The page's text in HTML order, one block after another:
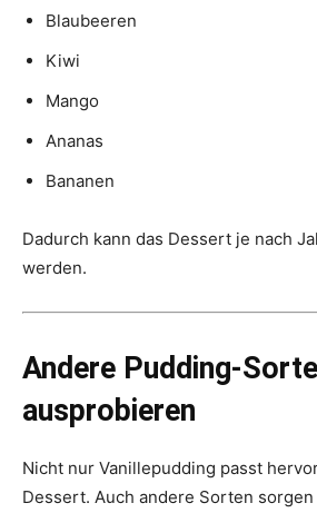
Blaubeeren
Kiwi
Mango
Ananas
Bananen
Dadurch kann das Dessert je nach
werden.
Andere Pudding-
ausprobieren
Nicht nur Vanillepudding passt
Dessert. Auch andere Sorten